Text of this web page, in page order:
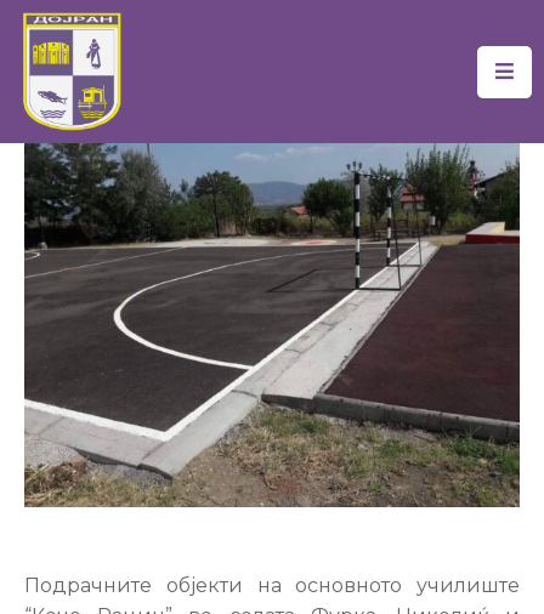
Почетна
Локална
Самоуправа
Новости
Проекти
Услуги
Финансии
Настани
Подрачните објекти на основното училиште